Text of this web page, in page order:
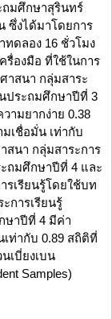
ถมศึกษาสุรินทร์
ซึ่งได้มาโดยการ
ทดลอง 16 ชั่วโมง
รื่องมือ ที่ใช้ในการ
าสนา กลุ่มสาระ
ประถมศึกษาปีที่ 3
ามยากง่าย 0.38
มเชื่อมั่น เท่ากับ
สนา กลุ่มสาระการ
ถมศึกษาปีที่ 4 และ
เรียนรู้โดยใช้บท
การเรียนรู้
ษาปีที่ 4 มีค่า
ท่ากับ 0.89 สถิติที่
เบี่ยงเบน
Samples)